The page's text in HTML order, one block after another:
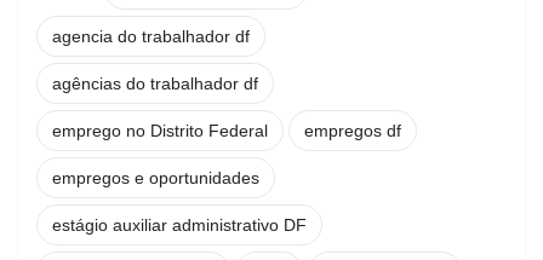
agencia do trabalhador df
agências do trabalhador df
emprego no Distrito Federal empregos df
empregos e oportunidades
estágio auxiliar administrativo DF